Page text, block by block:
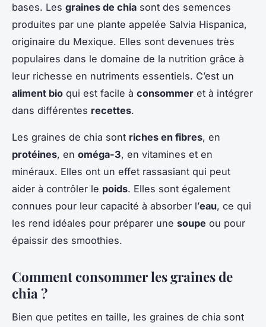
bases. Les graines de chia sont des semences
produites par une plante appelée Salvia Hispanica,
originaire du Mexique. Elles sont devenues très
populaires dans le domaine de la nutrition grâce à
leur richesse en nutriments essentiels. C’est un
aliment bio qui est facile à consommer et à intégrer
dans différentes recettes.
Les graines de chia sont riches en fibres, en
protéines, en oméga-3, en vitamines et en
minéraux. Elles ont un effet rassasiant qui peut
aider à contrôler le poids. Elles sont également
connues pour leur capacité à absorber l’eau, ce qui
les rend idéales pour préparer une soupe ou pour
épaissir des smoothies.
Comment consommer les graines de
chia ?
Bien que petites en taille, les graines de chia sont